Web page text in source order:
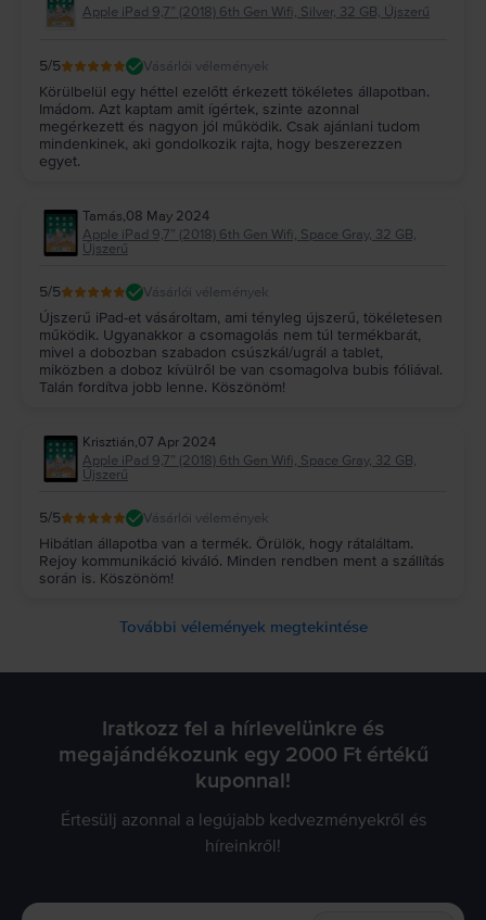
Apple iPad 9,7” (2018) 6th Gen Wifi, Silver, 32 GB, Újszerű
5/5 Vásárlói vélemények
Körülbelül egy héttel ezelőtt érkezett tökéletes állapotban.
Imádom. Azt kaptam amit ígértek, szinte azonnal
megérkezett és nagyon jól működik. Csak ajánlani tudom
mindenkinek, aki gondolkozik rajta, hogy beszerezzen
egyet.
Tamás,08 May 2024
Apple iPad 9,7” (2018) 6th Gen Wifi, Space Gray, 32 GB,
Újszerű
5/5 Vásárlói vélemények
Újszerű iPad-et vásároltam, ami tényleg újszerű, tökéletesen
működik. Ugyanakkor a csomagolás nem túl termékbarát,
mivel a dobozban szabadon csúszkál/ugrál a tablet,
miközben a doboz kívülről be van csomagolva bubis fóliával.
Talán fordítva jobb lenne. Köszönöm!
Krisztián,07 Apr 2024
Apple iPad 9,7” (2018) 6th Gen Wifi, Space Gray, 32 GB,
Újszerű
5/5 Vásárlói vélemények
Hibátlan állapotba van a termék. Örülök, hogy rátaláltam.
Rejoy kommunikáció kiváló. Minden rendben ment a szállítás
során is. Köszönöm!
További vélemények megtekintése
Iratkozz fel a hírlevelünkre és
megajándékozunk egy 2000 Ft értékű
kuponnal!
Értesülj azonnal a legújabb kedvezményekről és
híreinkről!